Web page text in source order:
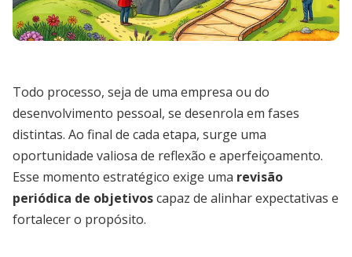
Todo processo, seja de uma empresa ou do
desenvolvimento pessoal, se desenrola em fases
distintas. Ao final de cada etapa, surge uma
oportunidade valiosa de reflexão e aperfeiçoamento.
Esse momento estratégico exige uma revisão
periódica de objetivoscapaz de alinhar expectativas e
fortalecer o propósito.